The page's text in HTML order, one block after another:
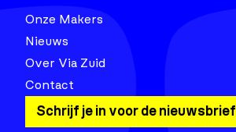
Onze Makers
Nieuws
Over Via Zuid
Contact
Schrijf je in voor de nieuwsbrief